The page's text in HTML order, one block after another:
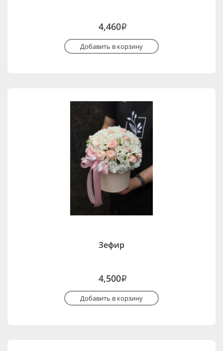
4,460i
Добавить в корзину
Зефир
4,500i
Добавить в корзину